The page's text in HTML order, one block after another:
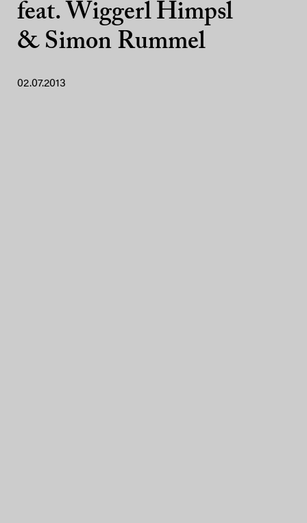
feat. Wiggerl Himpsl
& Simon Rummel
02.07.2013